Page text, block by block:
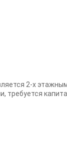
2-х
требуется